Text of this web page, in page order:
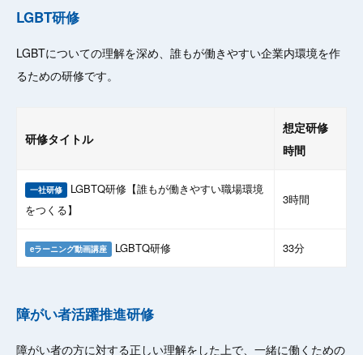
LGBT研修
LGBTについての理解を深め、誰もが働きやすい企業内環境を作
るための研修です。
研修タイトル
想定研修
時間
一社研修 LGBTQ研修【誰もが働きやすい職場環境
をつくる】
3時間
eラーニング動画講座 LGBTQ研修 33分
障がい者活躍推進研修
障がい者の方に対する正しい理解をした上で、一緒に働くための